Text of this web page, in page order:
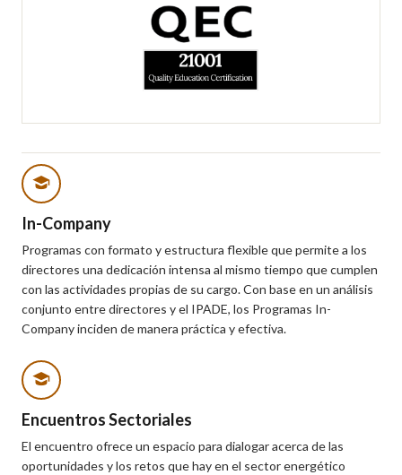
In-Company
Programas con formato y estructura flexible que permite a los
directores una dedicación intensa al mismo tiempo que cumplen
con las actividades propias de su cargo. Con base en un análisis
conjunto entre directores y el IPADE, los Programas In-
Company inciden de manera práctica y efectiva.
Encuentros Sectoriales
El encuentro ofrece un espacio para dialogar acerca de las
oportunidades y los retos que hay en el sector energético